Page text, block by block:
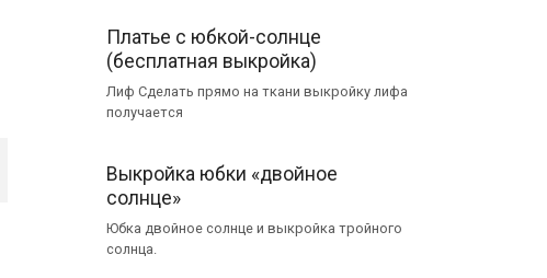
Платье с юбкой-солнце
(бесплатная выкройка)
Лиф Сделать прямо на ткани выкройку лифа
получается
Выкройка юбки «двойное
солнце»
Юбка двойное солнце и выкройка тройного
солнца.